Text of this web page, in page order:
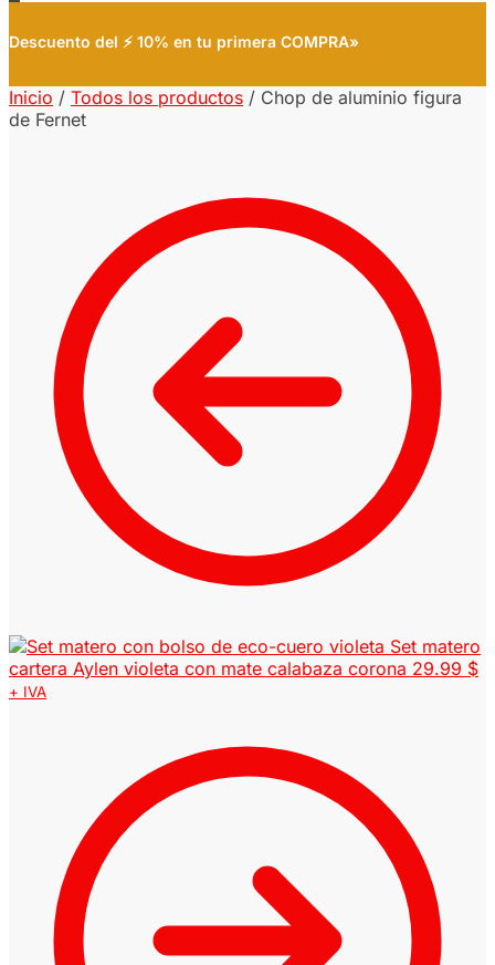
Descuento del ⚡ 10% en tu primera COMPRA»
Inicio / Todos los productos / Chop de aluminio figura
de Fernet
Set matero
cartera Aylen violeta con mate calabaza corona 29.99 $
+ IVA